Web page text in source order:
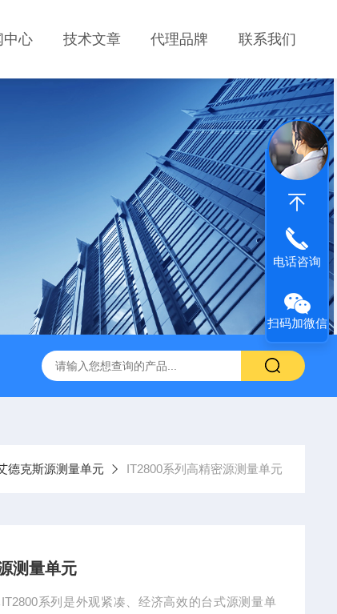
中心 技术文章 代理品牌 联系我们
交流电源 固纬 GSP-730 频谱分析仪 艾睿光电
德克斯源测量单元 IT2800系列高精密源测量单元
测量单元
电话咨询
扫码加微信